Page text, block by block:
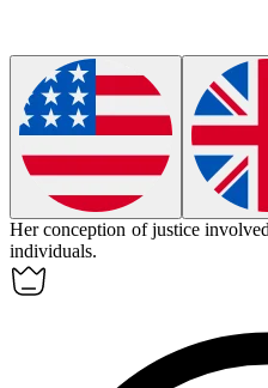
Herconception of justice
individuals.